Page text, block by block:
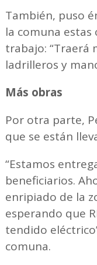
También, puso
la comuna estas
trabajo: “Traerá
ladrilleros y
Más obras
Por otra parte,
que se están
“Estamos
beneficiarios.
enripiado de la
esperando que
tendido
comuna.